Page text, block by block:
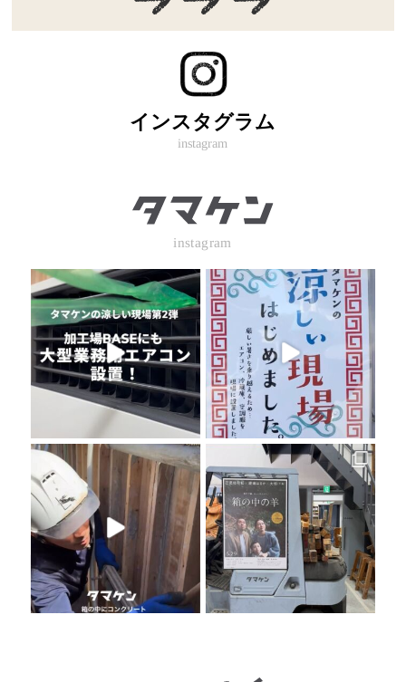
インスタグラム
instagram
instagram